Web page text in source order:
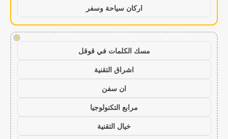
اركان سياحة وسفر
!
مسك الكلمات في قوقل
اشراق التقنية
ان سفن
مرابع التكنولوجيا
خيال التقنية